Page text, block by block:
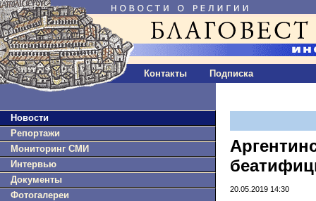
Контакты Подписка
Новости
Репортажи
Мониторинг СМИ
Интервью
Документы
Фотогалереи
20.05.2019 14:30